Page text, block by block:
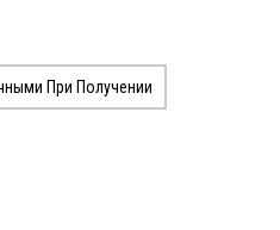
При Получении